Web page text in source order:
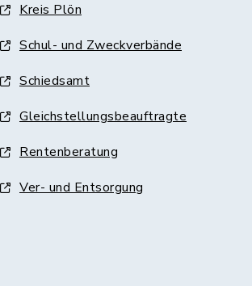
Kreis Plön
Schul- und Zweckverbände
Schiedsamt
Gleichstellungsbeauftragte
Rentenberatung
Ver- und Entsorgung